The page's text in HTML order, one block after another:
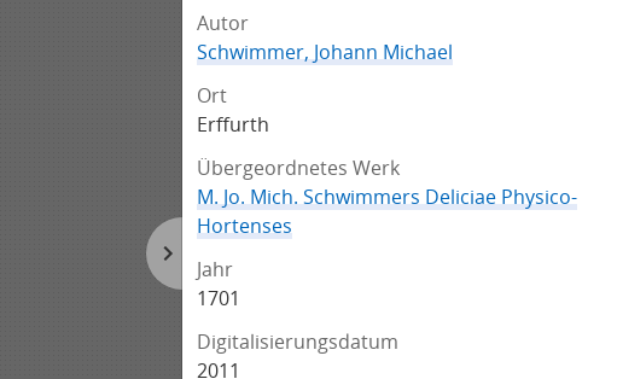
Autor
Schwimmer, Johann Michael
Ort
Erffurth
Übergeordnetes Werk
M. Jo. Mich. Schwimmers Deliciae Physico-
Hortenses
Jahr
1701
Digitalisierungsdatum
2011